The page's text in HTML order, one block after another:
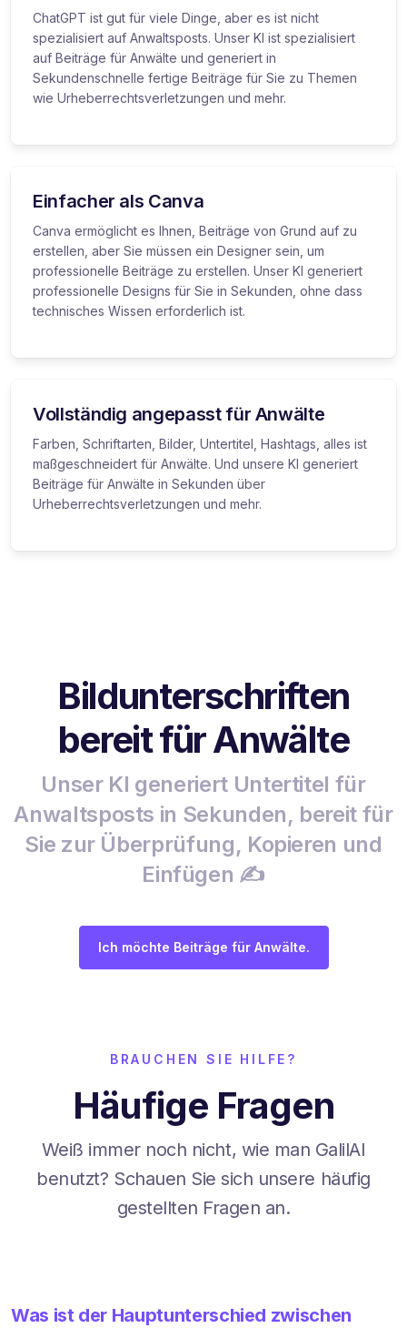
ChatGPT ist gut für viele Dinge, aber es ist nicht
spezialisiert auf Anwaltsposts. Unser KI ist spezialisiert
auf Beiträge für Anwälte und generiert in
Sekundenschnelle fertige Beiträge für Sie zu Themen
wie Urheberrechtsverletzungen und mehr.
Einfacher als Canva
Canva ermöglicht es Ihnen, Beiträge von Grund auf zu
erstellen, aber Sie müssen ein Designer sein, um
professionelle Beiträge zu erstellen. Unser KI generiert
professionelle Designs für Sie in Sekunden, ohne dass
technisches Wissen erforderlich ist.
Vollständig angepasst für Anwälte
Farben, Schriftarten, Bilder, Untertitel, Hashtags, alles ist
maßgeschneidert für Anwälte. Und unsere KI generiert
Beiträge für Anwälte in Sekunden über
Urheberrechtsverletzungen und mehr.
Bildunterschriften
bereit für Anwälte
Unser KI generiert Untertitel für
Anwaltsposts in Sekunden, bereit für
Sie zur Überprüfung, Kopieren und
Einfügen ✍️
Ich möchte Beiträge für Anwälte.
BRAUCHEN SIE HILFE?
Häufige Fragen
Weiß immer noch nicht, wie man GalilAI
benutzt? Schauen Sie sich unsere häufig
gestellten Fragen an.
Was ist der Hauptunterschied zwischen